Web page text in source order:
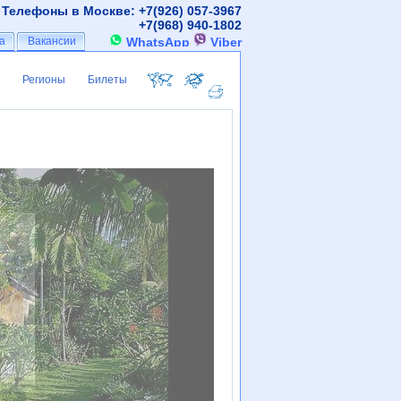
Регионы
Регионы Билеты
Билеты
Телефоны в Москве: +7(926) 057-3967
+7(968) 940-1802
WhatsApp
Viber
Вакансии
Вакансии